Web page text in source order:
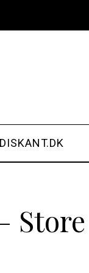
Store